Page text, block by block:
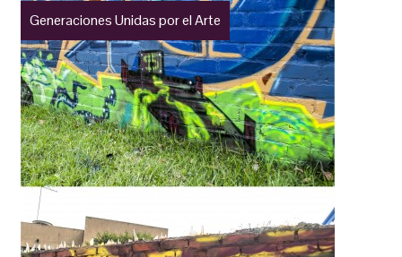
Generaciones Unidas por el Arte